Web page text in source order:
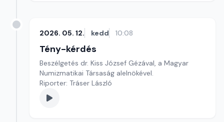
2026. 05. 12. kedd 10:08
Tény-kérdés
Beszélgetés dr. Kiss József Gézával, a Magyar
Numizmatikai Társaság alelnökével.
Riporter: Tráser László